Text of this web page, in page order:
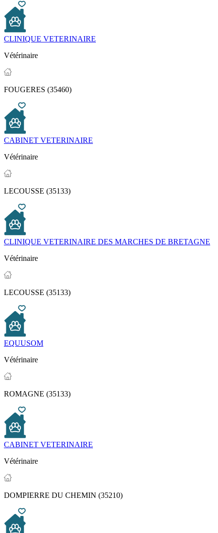
CLINIQUE VETERINAIRE
Vétérinaire
FOUGERES (35460)
CABINET VETERINAIRE
Vétérinaire
LECOUSSE (35133)
CLINIQUE VETERINAIRE DES MARCHES DE BRETAGNE
Vétérinaire
LECOUSSE (35133)
EQUUSOM
Vétérinaire
ROMAGNE (35133)
CABINET VETERINAIRE
Vétérinaire
DOMPIERRE DU CHEMIN (35210)